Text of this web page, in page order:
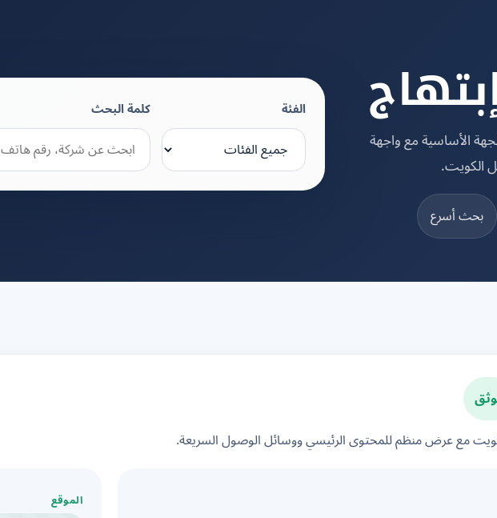
الأساسية مع واجهة
الكويت.
بحث أسرع
الفئة كلمة البحث
مع عرض منظم للمحتوى الرئيسي ووسائل الوصول السريعة.
الموقع